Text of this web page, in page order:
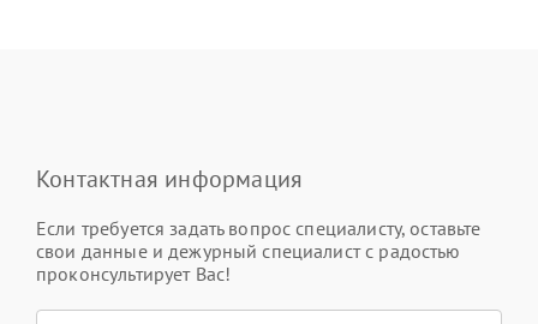
Контактная информация
Если требуется задать вопрос специалисту, оставьте
свои данные и дежурный специалист с радостью
проконсультирует Вас!